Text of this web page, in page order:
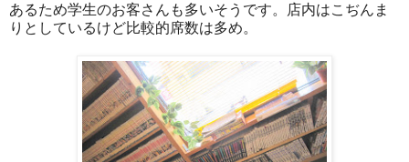
あるため学生のお客さんも多いそうです。店内はこぢんま
りとしているけど比較的席数は多め。